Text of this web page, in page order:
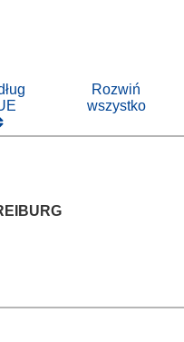
Rozwiń
wszystko